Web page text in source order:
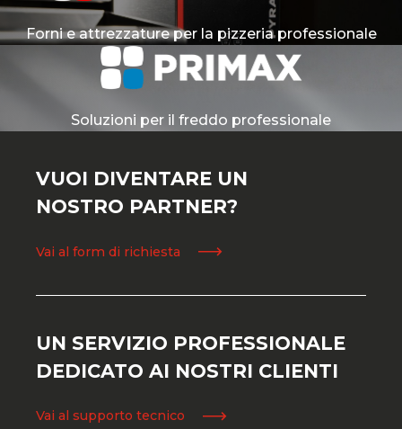
Forni e attrezzature per la pizzeria professionale
Soluzioni per il freddo professionale
VUOI DIVENTARE UN
NOSTRO PARTNER?
Vai al form di richiesta
UN SERVIZIO PROFESSIONALE
DEDICATO AI NOSTRI CLIENTI
Vai al supporto tecnico